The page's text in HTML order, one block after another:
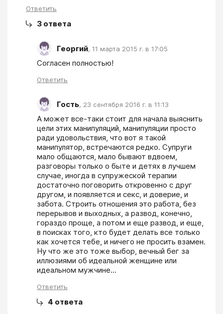
Ответить
3 ответа
Георгий, 11 марта 2015 г. в 17:05
Согласен полностью!
Ответить
Гость, 23 сентября 2016 г. в 11:13
А может все-таки стоит для начала выяснить
цели этих манипуляций, манипуляции просто
ради удовольствия, что вот я такой
манипулятор, встречаются редко. Супруги
мало общаются, мало бывают вдвоем,
разговоры только о быте и детях в лучшем
случае, иногда в супружеской терапии
достаточно поговорить откровенно с друг
другом, и появляется и секс, и доверие, и
забота. Строить отношения это работа, без
перерывов и выходных, а развод, конечно,
гораздо проще, а потом и еще развод, и еще,
в поисках того, кто будет делать все только
как хочется тебе, и ничего не просить взамен.
Ну что же это тоже выбор, вечный бег за
иллюзиями об идеальной женщине или
идеальном мужчине...
Ответить
4 ответа